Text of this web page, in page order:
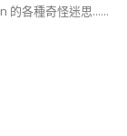
的各種奇怪迷思......